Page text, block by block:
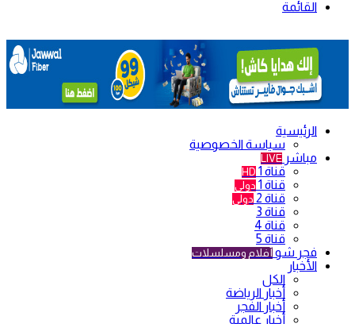
القائمة
الرئيسية
سياسة الخصوصية
مباشر LIVE
قناة 1 HD
قناة 1 دولي
قناة 2 دولي
قناة 3
قناة 4
قناة 5
فجر شو أفلام ومسلسلات
الأخبار
الكل
أخبار الرياضة
أخبار الفجر
أخبار عالمية